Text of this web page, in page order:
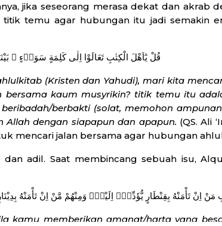
jika seseorang merasa dekat dan akrab
temu agar hubungan itu jadi semakin
قُلْ يٰٓاَهْلَ الْكِتٰبِ تَعَالَوْا اِلٰى كَلِمَةٍ سَوَاۤءٍ
(Kristen dan Yahudi), mari kita
kaum musyrikin? titik temu itu
berbakti (solat, memohon
dengan siapapun dan apapun. (QS. Ali
mencari jalan bersama agar hubungan
adil. Saat membincang sebuah isu,
kamu memberikan amanat/harta yang